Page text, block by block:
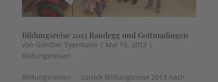
Bildungsreise 2013 Randegg und Gottmadingen
von Günther Eyermann | Mai 15, 2013 |
Bildungsreisen
Bildungsreisen zurück Bildungsreise 2013 nach